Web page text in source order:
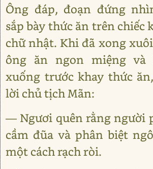
Ông đáp, đoạn đứng
sắp bày thức ăn trên chiếc
chữ nhật. Khi đã xong
ông ăn ngon miệng
xuống trước khay thức
lời chủ tịch Mãn:
― Ngươi quên rằng người
cầm đũa và phân biệt
một cách rạch ròi.